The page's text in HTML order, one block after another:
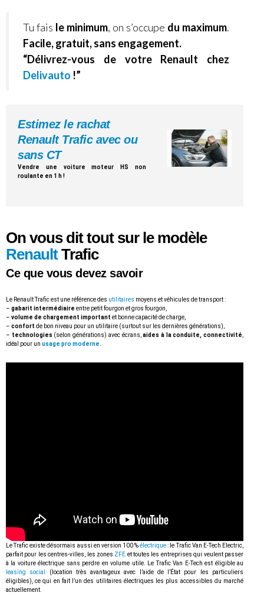
Tu fais le minimum, on s’occupe du maximum.
Facile, gratuit, sans engagement.
“Délivrez-vous de votre Renault chez
Delivauto !”
Estimez le rachat
Renault Trafic avec ou
sans CT
Vendre une voiture moteur HS non
roulante en 1 h !
On vous dit tout sur le modèle
RenaultTrafic
Ce que vous devez savoir
Le Renault Trafic est une référence des utilitaires moyens et véhicules de transport :
– gabarit intermédiaire entre petit fourgon et gros fourgon,
– volume de chargement important et bonne capacité de charge,
– confort de bon niveau pour un utilitaire (surtout sur les dernières générations),
– technologies (selon générations) avec écrans,aides à la conduite, connectivité
idéal pour un usage pro moderne
Le Trafic existe désormais aussi en version 100 %électrique: le Trafic Van E-Tech Electric,
parfait pour les centres-villes, les zones ZFE et toutes les entreprises qui veulent passer
à la voiture électrique sans perdre en volume utile. Le Trafic Van E-Tech est éligible au
leasing social
(location très avantageux avec l’aide de l’État pour les particuliers
éligibles), ce qui en fait l’un des utilitaires électriques les plus accessibles du marché
actuellement.